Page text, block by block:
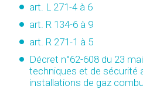
art. L 271-4 à 6
art. R 134-6 à 9
art. R 271-1 à 5
Décret n°62-608 du 23
techniques et de sécurité
installations de gaz